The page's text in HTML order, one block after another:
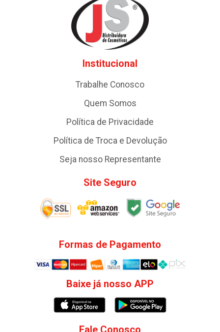
Institucional
Trabalhe Conosco
Quem Somos
Política de Privacidade
Política de Troca e Devolução
Seja nosso Representante
Site Seguro
Formas de Pagamento
Baixe já nosso APP